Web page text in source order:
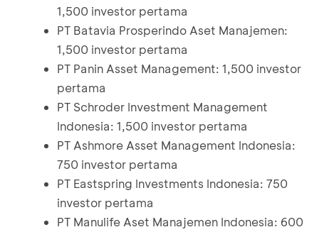
1,500 investor pertama
PT Batavia Prosperindo Aset Manajemen:
1,500 investor pertama
PT Panin Asset Management: 1,500 investor
pertama
PT Schroder Investment Management
Indonesia: 1,500 investor pertama
PT Ashmore Asset Management Indonesia:
750 investor pertama
PT Eastspring Investments Indonesia: 750
investor pertama
PT Manulife Aset Manajemen Indonesia: 600